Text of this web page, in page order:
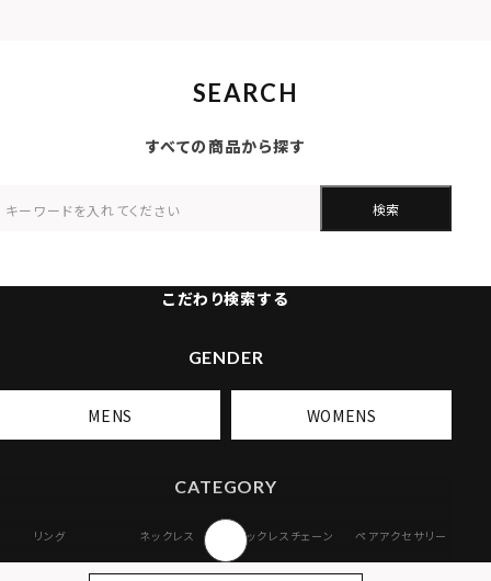
SEARCH
すべての商品から探す
検索
こだわり検索する
GENDER
MENS WOMENS
CATEGORY
リング ネックレス ネックレスチェーン ペアアクセサリー